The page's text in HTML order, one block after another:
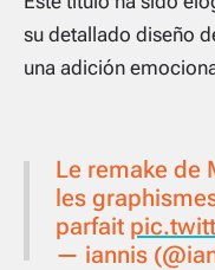
su detallado diseño
una adición
Le remake de
les
parfait
— iannis